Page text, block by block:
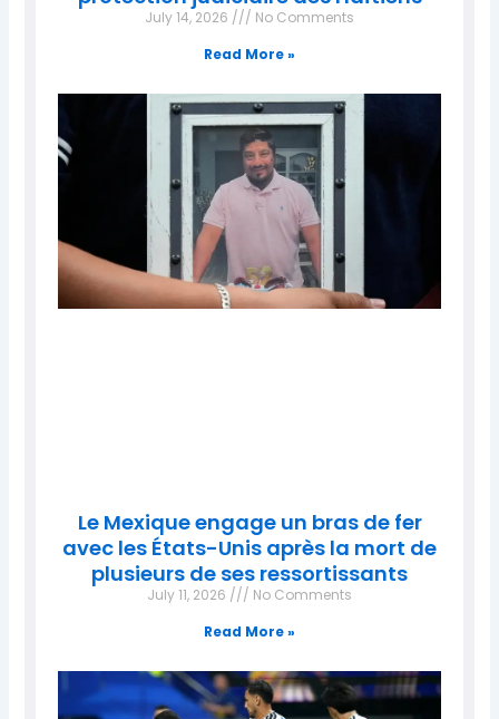
July 14, 2026
No Comments
Read More »
Le Mexique engage un bras de fer
avec les États-Unis après la mort de
plusieurs de ses ressortissants
July 11, 2026
No Comments
Read More »